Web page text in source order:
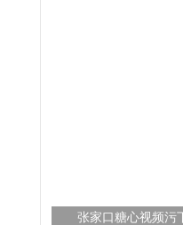
张家口糖心视频污